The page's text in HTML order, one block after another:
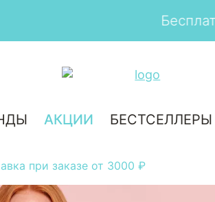
Бесплатная
АКЦИИ БЕСТСЕЛЛЕРЫ
при заказе от 3000 ₽